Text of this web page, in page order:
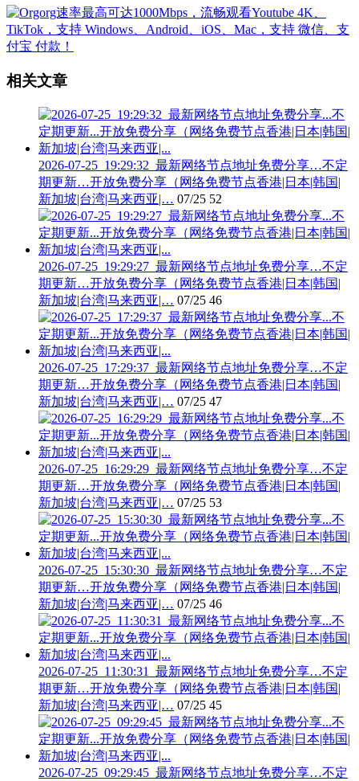
相关文章
2026-07-25_19:29:32_最新网络节点地址免费分享…不定
期更新…开放免费分享（网络免费节点香港|日本|韩国|
新加坡|台湾|马来西亚|… 07/25 52
2026-07-25_19:29:27_最新网络节点地址免费分享…不定
期更新…开放免费分享（网络免费节点香港|日本|韩国|
新加坡|台湾|马来西亚|… 07/25 46
2026-07-25_17:29:37_最新网络节点地址免费分享…不定
期更新…开放免费分享（网络免费节点香港|日本|韩国|
新加坡|台湾|马来西亚|… 07/25 47
2026-07-25_16:29:29_最新网络节点地址免费分享…不定
期更新…开放免费分享（网络免费节点香港|日本|韩国|
新加坡|台湾|马来西亚|… 07/25 53
2026-07-25_15:30:30_最新网络节点地址免费分享…不定
期更新…开放免费分享（网络免费节点香港|日本|韩国|
新加坡|台湾|马来西亚|… 07/25 46
2026-07-25_11:30:31_最新网络节点地址免费分享…不定
期更新…开放免费分享（网络免费节点香港|日本|韩国|
新加坡|台湾|马来西亚|… 07/25 45
2026-07-25_09:29:45_最新网络节点地址免费分享…不定